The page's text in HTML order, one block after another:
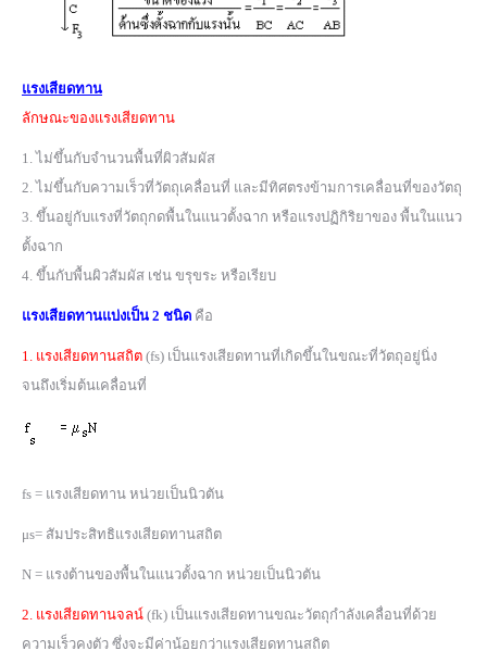
แรงเสียดทาน
ลักษณะของแรงเสียดทาน
1. ไม่ขึ้นกับจำนวนพื้นที่ผิวสัมผัส
2. ไม่ขึ้นกับความเร็วที่วัตถุเคลื่อนที่ และมีทิศตรงข้ามการเคลื่อนที่ของวัตถุ
3. ขึ้นอยู่กับแรงที่วัตถุกดพื้นในแนวตั้งฉาก หรือแรงปฏิกิริยาของ พื้นในแนว
ตั้งฉาก
4. ขึ้นกับพื้นผิวสัมผัส เช่น ขรุขระ หรือเรียบ
แรงเสียดทานแบ่งเป็น 2 ชนิด คือ
1. แรงเสียดทานสถิต (fs) เป็นแรงเสียดทานที่เกิดขึ้นในขณะที่วัตถุอยู่นิ่ง
จนถึงเริ่มต้นเคลื่อนที่
fs = แรงเสียดทาน หน่วยเป็นนิวตัน
μs= สัมประสิทธิแรงเสียดทานสถิต
N = แรงต้านของพื้นในแนวตั้งฉาก หน่วยเป็นนิวตัน
2. แรงเสียดทานจลน์ (fk) เป็นแรงเสียดทานขณะวัตถุกำลังเคลื่อนที่ด้วย
ความเร็วคงตัว ซึ่งจะมีค่าน้อยกว่าแรงเสียดทานสถิต